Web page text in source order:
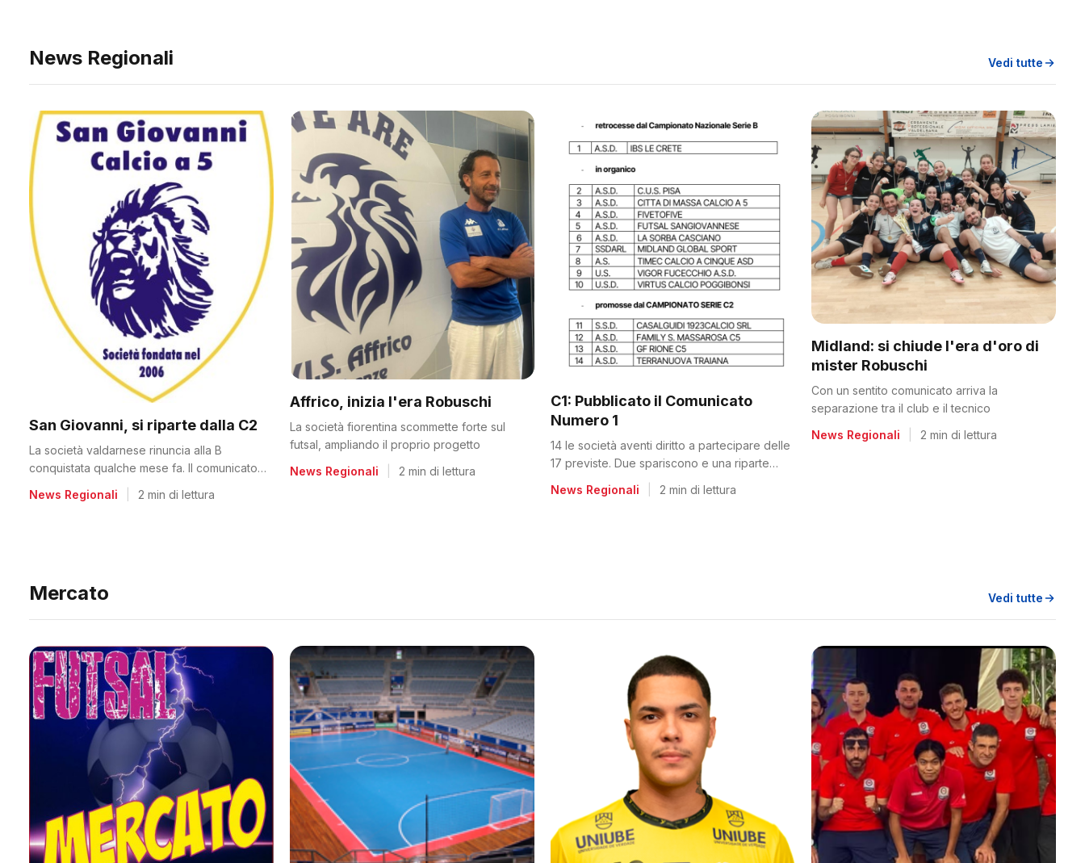
News Regionali Vedi tutte
San Giovanni, si riparte dalla C2
La società valdarnese rinuncia alla B
conquistata qualche mese fa. Il comunicato
News Regionali 2 min di lettura
Affrico, inizia l'era Robuschi
La società fiorentina scommette forte sul
futsal, ampliando il proprio progetto
News Regionali
2 min di lettura
C1: Pubblicato il Comunicato
Numero 1
14 le società aventi diritto a partecipare delle
17 previste. Due spariscono e una riparte
News Regionali 2 min di lettura
Midland: si chiude l'era d'oro di
mister Robuschi
Con un sentito comunicato arriva la
separazione tra il club e il tecnico
News Regionali
2 min di lettura
Mercato Vedi tutte